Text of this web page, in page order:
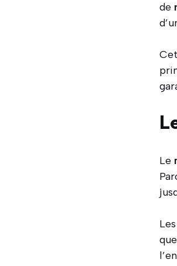
de
Le
Les